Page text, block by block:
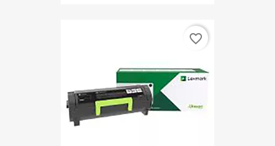
favorite_border